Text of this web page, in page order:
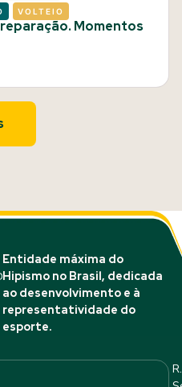
VOLTEIO
Momentos
Entidade máxima do
Hipismo no Brasil, dedicada
ao desenvolvimento e à
representatividade do
esporte.
R.